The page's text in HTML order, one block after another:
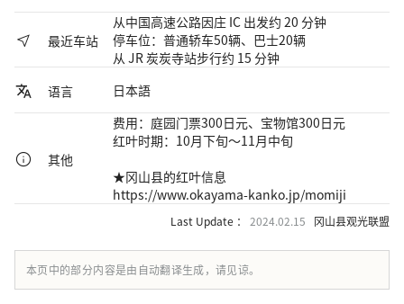
最近车站
从中国高速公路因庄 IC 出发约 20 分钟
停车位：普通轿车50辆、巴士20辆
从 JR 炭炭寺站步行约 15 分钟
语言
日本語
其他
费用：庭园门票300日元、宝物馆300日元
红叶时期：10月下旬～11月中旬
★冈山县的红叶信息
https://www.okayama-kanko.jp/momiji
Last Update ： 2024.02.15 冈山县观光联盟
本页中的部分内容是由自动翻译生成，请见谅。